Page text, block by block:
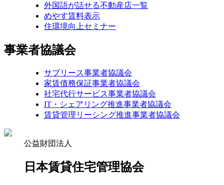
外国語が話せる不動産店一覧
めやす賃料表示
住環境向上セミナー
事業者協議会
サブリース事業者協議会
家賃債務保証事業者協議会
社宅代行サービス事業者協議会
IT・シェアリング推進事業者協議会
賃貸管理リーシング推進事業者協議会
公益財団法人
日本賃貸住宅管理協会